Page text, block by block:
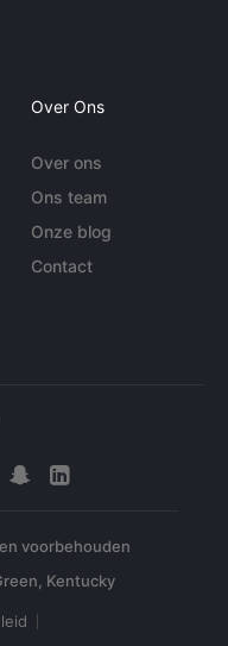
Over Ons
Over ons
Ons team
Onze blog
Contact
voorbehouden